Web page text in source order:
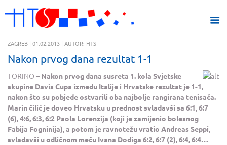
ZAGREB | 01.02.2013 | AUTOR: HTS
Nakon prvog dana rezultat 1-1
TORINO – Nakon prvog dana susreta 1. kola Svjetske
skupine Davis Cupa između Italije i Hrvatske rezultat je 1-1,
nakon što su pobjede ostvarili oba najbolje rangirana tenisača.
Marin čilić je doveo Hrvatsku u prednost svladavši sa 6:1, 6:7
(6), 4:6, 6:3, 6:2 Paola Lorenzija (koji je zamijenio bolesnog
Fabija Fogninija), a potom je ravnotežu vratio Andreas Seppi,
svladavši u odličnom meču Ivana Dodiga 6:2, 6:7 (2), 6:4, 6:4…